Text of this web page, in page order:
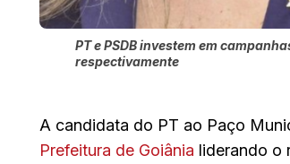
PT e PSDB investem em
respectivamente
A candidata do PT ao Paço
Prefeitura de Goiânia liderando o